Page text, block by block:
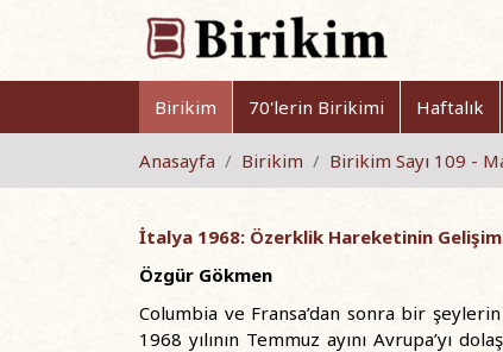
Birikim 70'lerin Birikimi Haftalık
Anasayfa Birikim Birikim Sayı 109 -
İtalya 1968: Özerklik Hareketinin
Özgür Gökmen
Columbia ve Fransa’dan sonra bir
1968 yılının Temmuz ayını Avrupa’yı